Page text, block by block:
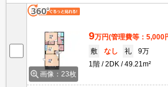
画像：23枚
9万円(管理費等：5,000
敷
なし 礼
9万
1階
2DK 49.21m²